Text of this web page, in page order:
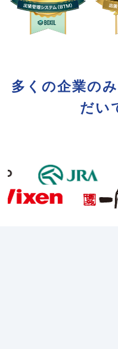
多くの企業の
だい